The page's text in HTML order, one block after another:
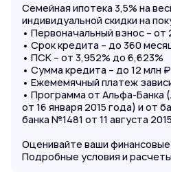
Семейная ипотека 3,5% на
индивидуальной скидки на
• Первоначальный взнос – от
• Срок кредита – до 360
• ПСК – от 3,952% до 6,623%
• Сумма кредита – до 12 млн ₽
• Ежемемячный платеж
• Программа от Альфа-Банка
от 16 января 2015 года) и от
банка №1481 от 11 августа
Оценивайте ваши
Подробные условия и